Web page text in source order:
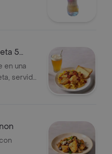
5
en una
servido
a